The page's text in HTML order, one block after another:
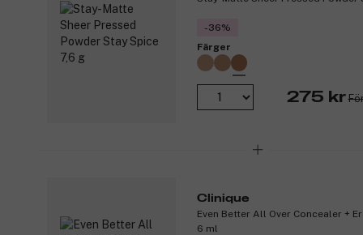
-36%
Färger
275 kr
Clinique
Even Better All Over Concealer +
6 ml